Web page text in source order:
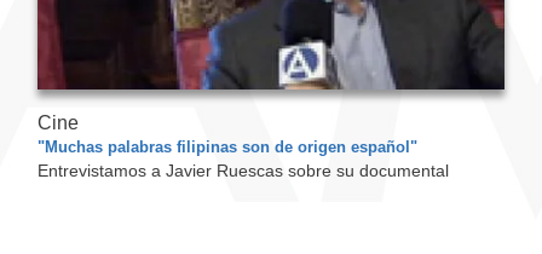
Cine
"Muchas palabras filipinas son de origen español"
Entrevistamos a Javier Ruescas sobre su documental